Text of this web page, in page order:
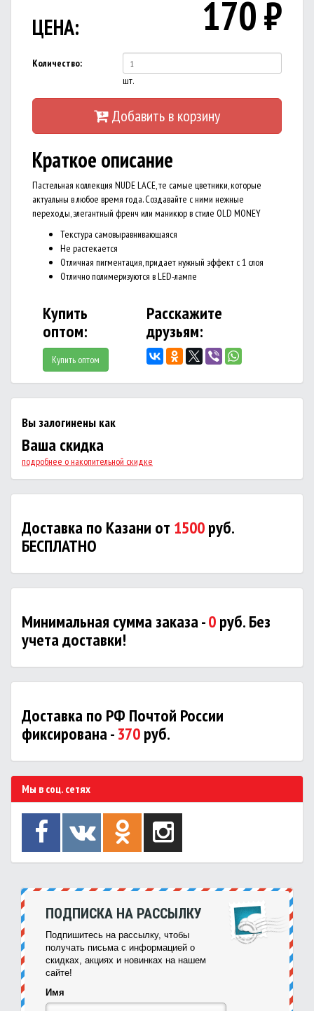
ЦЕНА: 170₽
Количество:
шт.
Добавить в корзину
Краткое описание
Пастельная коллекция NUDE LACE, те самые цветники, которые
актуальны в любое время года. Создавайте с ними нежные
переходы, элегантный френч или маникюр в стиле OLD MONEY
Текстура самовыравнивающаяся
Не растекается
Отличная пигментация, придает нужный эффект с 1 слоя
Отлично полимеризуются в LED-лампе
Купить
оптом:
Купить оптом
Расскажите
друзьям:
Вы залогинены как
Ваша скидка
подробнее о накопительной скидке
Доставка по Казани от 1500руб.
БЕСПЛАТНО
Минимальная сумма заказа -0руб. Без
учета доставки!
Доставка по РФ Почтой России
фиксирована -370руб.
Мы в соц. сетях
ПОДПИСКА НА РАССЫЛКУ
Подпишитесь на рассылку, чтобы
получать письма с информацией о
скидках, акциях и новинках на нашем
сайте!
Имя